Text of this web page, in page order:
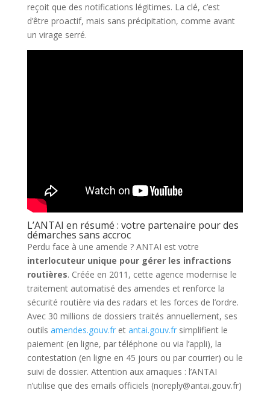
reçoit que des notifications légitimes. La clé, c’est
d’être proactif, mais sans précipitation, comme avant
un virage serré.
L’ANTAI en résumé : votre partenaire pour des
démarches sans accroc
Perdu face à une amende ? ANTAI est votre
interlocuteur unique pour gérer les infractions
routières. Créée en 2011, cette agence modernise le
traitement automatisé des amendes et renforce la
sécurité routière via des radars et les forces de l’ordre.
Avec 30 millions de dossiers traités annuellement, ses
outils amendes.gouv.fret antai.gouv.frsimplifient le
paiement (en ligne, par téléphone ou via l’appli), la
contestation (en ligne en 45 jours ou par courrier) ou le
suivi de dossier. Attention aux arnaques : l’ANTAI
n’utilise que des emails officiels (noreply@antai.gouv.fr)